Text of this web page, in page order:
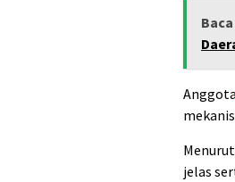
Anggota
jelas